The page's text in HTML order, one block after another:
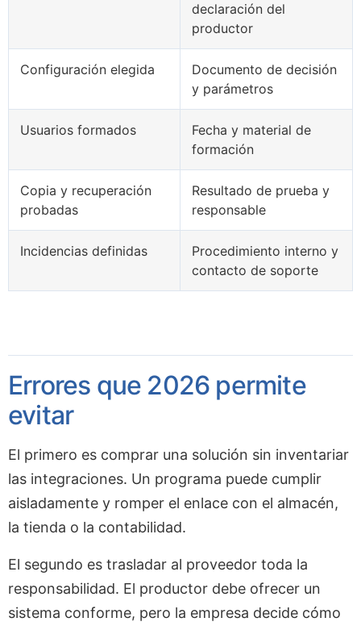
declaración del
productor
Configuración elegida
Documento de decisión
y parámetros
Usuarios formados
Fecha y material de
formación
Copia y recuperación
probadas
Resultado de prueba y
responsable
Incidencias definidas
Procedimiento interno y
contacto de soporte
Errores que 2026 permite
evitar
El primero es comprar una solución sin inventariar
las integraciones. Un programa puede cumplir
aisladamente y romper el enlace con el almacén,
la tienda o la contabilidad.
El segundo es trasladar al proveedor toda la
responsabilidad. El productor debe ofrecer un
sistema conforme, pero la empresa decide cómo